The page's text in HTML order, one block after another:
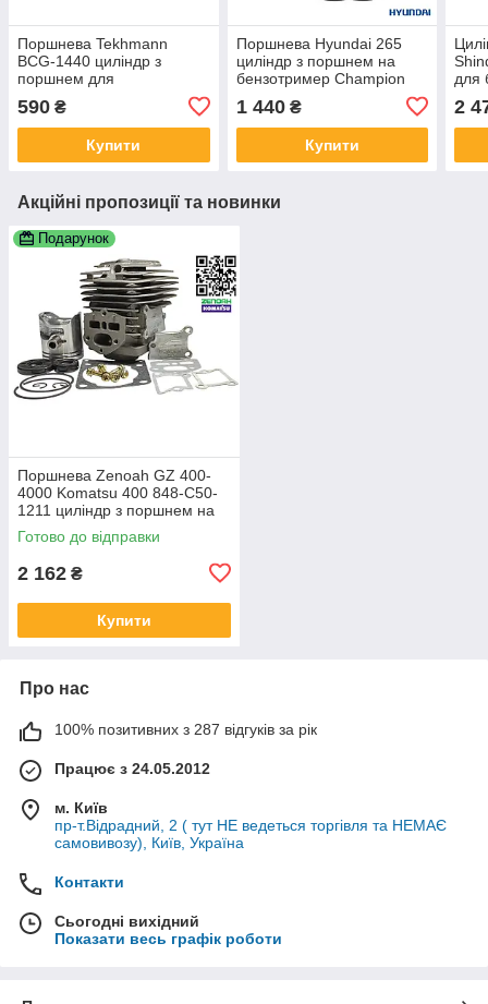
Поршнева Tekhmann
BCG-1440 циліндр з
поршнем для
обприскувача Forte 3WF-
340F-6 ЦПГ 1E40F-6
590 ₴
Купити
Поршнева Hyundai 265
циліндр з поршнем на
бензотример Champion
Daewoo Mitsubishi Zenoah
BG260 1E34F 4C-60
1 440₴
Купити
для
2
Акційні пропозиції та новинки
Подарунок
Поршнева Zenoah GZ 400-
4000 Komatsu 400 848-C50-
1211 циліндр з поршнем на
бензопилу Зеноа ЦПГ для
мотопил
Готово до відправки
2 162 ₴
Купити
Про нас
100% позитивних з 287 відгуків за рік
Працює з 24.05.2012
м. Київ
пр-т.Відрадний, 2 ( тут НЕ ведеться торгівля та НЕМАЄ
самовивозу), Київ, Україна
Контакти
Сьогодні вихідний
Показати весь графік роботи